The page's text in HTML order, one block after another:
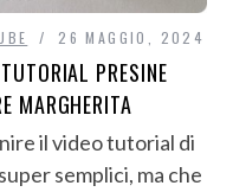
26 MAGGIO, 2024
PRESINE
MARGHERITA
il video tutorial di
semplici, ma che